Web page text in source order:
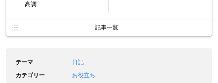
高調 ...
記事一覧
テーマ
日記
カテゴリー
お役立ち